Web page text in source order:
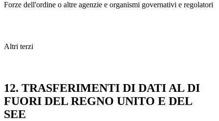
Forze dell'ordine o altre agenzie e organismi governativi e regolatori
Altri terzi
12. TRASFERIMENTI DI DATI AL DI
FUORI DEL REGNO UNITO E DEL
SEE